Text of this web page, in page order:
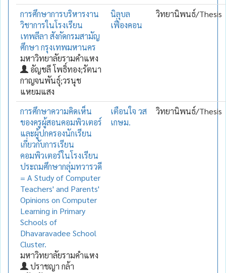
การศึกษาการบริหารงาน
วิชาการในโรงเรียน
เทพลีลา สังกัดกรมสามัญ
ศึกษา กรุงเทพมหานคร
มหาวิทยาลัยรามคำแหง
อัญชลี โพธิ์ทอง;รัตนา
กาญจนพันธุ์;วรนุช
แหยมแสง
นิลุบล
เฟื่องคอน
วิทยานิพนธ์/Thesis
การศึกษาความคิดเห็น
ของครูผู้สอนคอมพิวเตอร์
และผู้ปกครองนักเรียน
เกี่ยวกับการเรียน
คอมพิวเตอร์ในโรงเรียน
ประถมศึกษากลุ่มทวารวดี
= A Study of Computer
Teachers' and Parents'
Opinions on Computer
Learning in Primary
Schools of
Dhavaravadee School
Cluster.
มหาวิทยาลัยรามคำแหง
ปราชญา กล้า
เตือนใจ วส
เกษม.
วิทยานิพนธ์/Thesis